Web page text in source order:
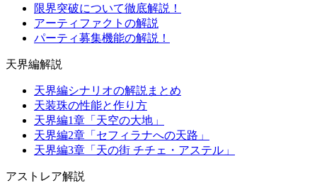
限界突破について徹底解説！
アーティファクトの解説
パーティ募集機能の解説！
天界編解説
天界編シナリオの解説まとめ
天装珠の性能と作り方
天界編1章「天空の大地」
天界編2章「セフィラナへの天路」
天界編3章「天の街 チチェ・アステル」
アストレア解説